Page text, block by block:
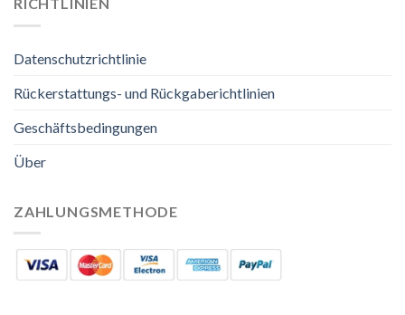
Datenschutzrichtlinie
Rückerstattungs- und Rückgaberichtlinien
Geschäftsbedingungen
Über
ZAHLUNGSMETHODE